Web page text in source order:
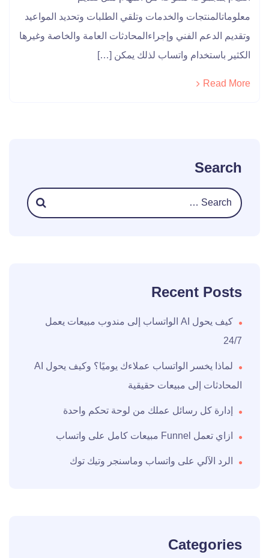
معلوماتالمنتجات والخدمات وتلقي الطلبات وتحديد المواعيد
وتقديم الدعم الفني وإجراءالمحادثات العامة والخاصة وغيرها
الكثير باستخدام واتساب لذلك يمكن […]
Read More
Search
Recent Posts
كيف يحول AI الواتساب إلى مندوب مبيعات يعمل
24/7
لماذا يخسر الواتساب عملاءك يوميًا؟ وكيف يحول AI
المحادثات إلى مبيعات حقيقية
إدارة كل رسائل عملك من لوحة تحكم واحدة
ازاي تعمل Funnel مبيعات كامل على واتساب
الرد الآلي على واتساب وماسنجر وتيك توك
Categories